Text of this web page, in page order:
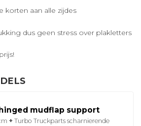
korten aan alle zijdes
dus geen stress over plakletters
mudflap support
+ Turbo Truckparts scharnierende